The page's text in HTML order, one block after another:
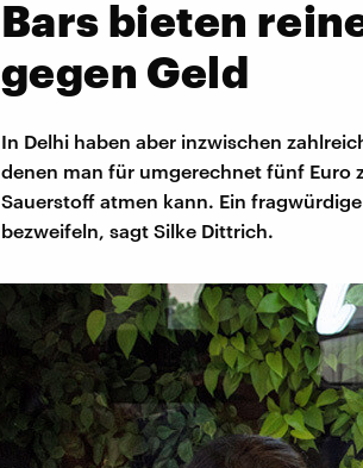
Bars bieten
gegen Geld
In Delhi haben aber inzwischen
denen man für umgerechnet fünf Euro
Sauerstoff atmen kann. Ein
bezweifeln, sagt Silke Dittrich.